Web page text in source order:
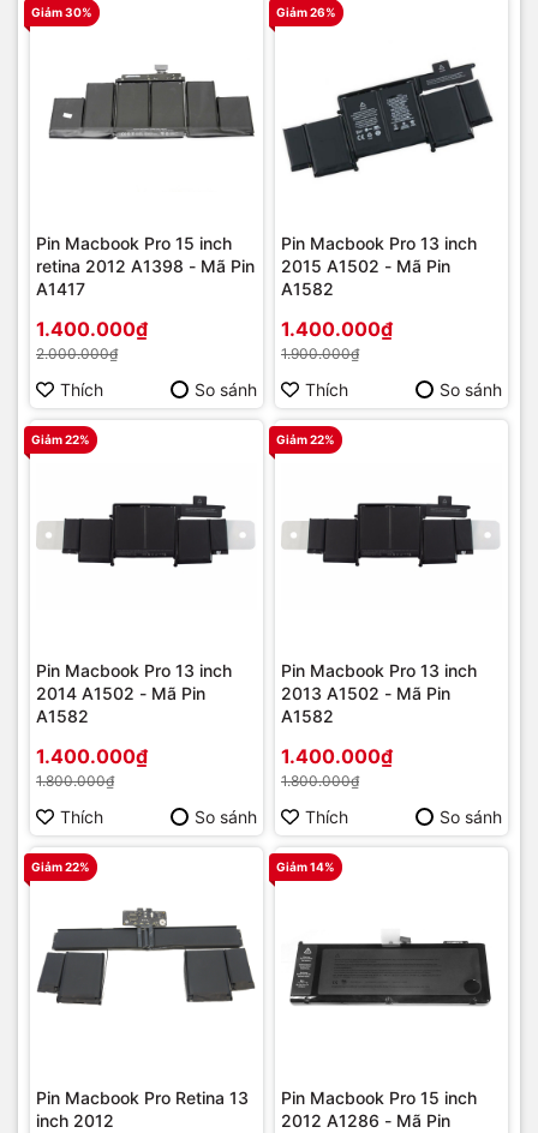
Giảm 30%
Pin Macbook Pro 15 inch
retina 2012 A1398 - Mã Pin
A1417
1.400.000₫
2.000.000₫
Thích So sánh
Giảm 26%
Pin Macbook Pro 13 inch
2015 A1502 - Mã Pin
A1582
1.400.000₫
1.900.000₫
Thích So sánh
Giảm 22%
Pin Macbook Pro 13 inch
2014 A1502 - Mã Pin
A1582
1.400.000₫
1.800.000₫
Thích So sánh
Giảm 22%
Pin Macbook Pro 13 inch
2013 A1502 - Mã Pin
A1582
1.400.000₫
1.800.000₫
Thích So sánh
Giảm 22%
Pin Macbook Pro Retina 13
inch 2012
Giảm 14%
Pin Macbook Pro 15 inch
2012 A1286 - Mã Pin